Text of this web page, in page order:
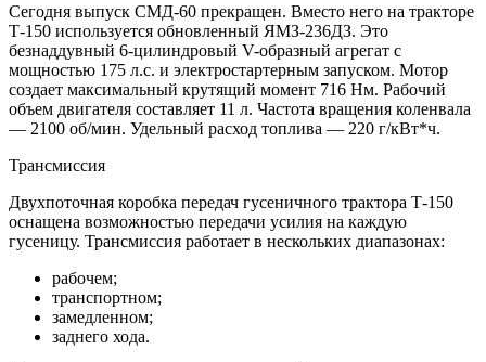
Сегодня выпуск СМД-60 прекращен. Вместо него на тракторе
Т-150 используется обновленный ЯМЗ-236ДЗ. Это
безнаддувный 6-цилиндровый V-образный агрегат с
мощностью 175 л.с. и электростартерным запуском. Мотор
создает максимальный крутящий момент 716 Нм. Рабочий
объем двигателя составляет 11 л. Частота вращения коленвала
— 2100 об/мин. Удельный расход топлива — 220 г/кВт*ч.
Трансмиссия
Двухпоточная коробка передач гусеничного трактора Т-150
оснащена возможностью передачи усилия на каждую
гусеницу. Трансмиссия работает в нескольких диапазонах:
рабочем;
транспортном;
замедленном;
заднего хода.